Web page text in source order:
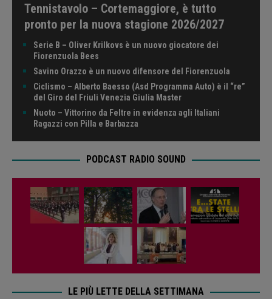
Tennistavolo – Cortemaggiore, è tutto
pronto per la nuova stagione 2026/2027
Serie B – Oliver Krilkovs è un nuovo giocatore dei
Fiorenzuola Bees
Savino Orazzo è un nuovo difensore del Fiorenzuola
Ciclismo – Alberto Baesso (Asd Programma Auto) è il “re”
del Giro del Friuli Venezia Giulia Master
Nuoto – Vittorino da Feltre in evidenza agli Italiani
Ragazzi con Pilla e Barbazza
PODCAST RADIO SOUND
LE PIÙ LETTE DELLA SETTIMANA